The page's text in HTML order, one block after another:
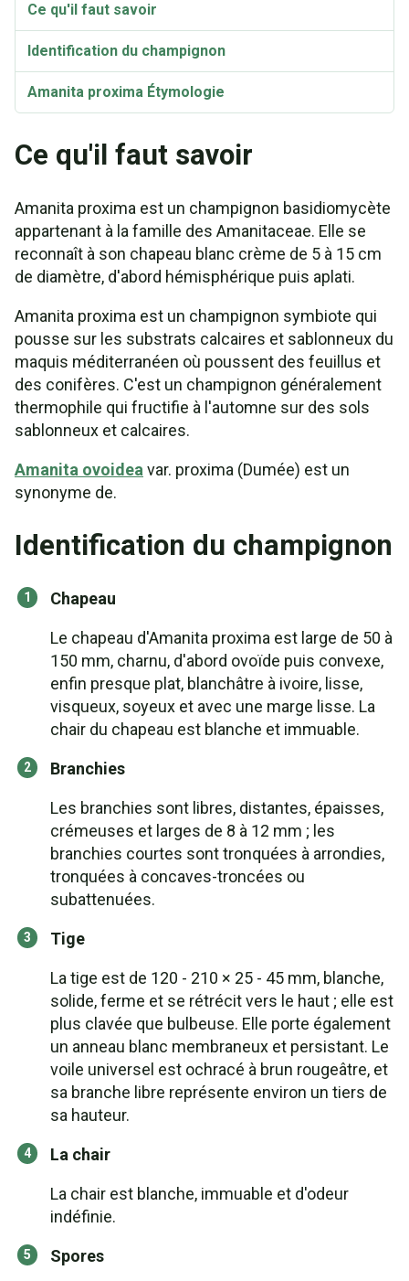
Ce qu'il faut savoir
Identification du champignon
Amanita proxima Étymologie
Ce qu'il faut savoir
Amanita proxima est un champignon basidiomycète
appartenant à la famille des Amanitaceae. Elle se
reconnaît à son chapeau blanc crème de 5 à 15 cm
de diamètre, d'abord hémisphérique puis aplati.
Amanita proxima est un champignon symbiote qui
pousse sur les substrats calcaires et sablonneux du
maquis méditerranéen où poussent des feuillus et
des conifères. C'est un champignon généralement
thermophile qui fructifie à l'automne sur des sols
sablonneux et calcaires.
Amanita ovoidea var. proxima (Dumée) est un
synonyme de.
Identification du champignon
Chapeau
Le chapeau d'Amanita proxima est large de 50 à
150 mm, charnu, d'abord ovoïde puis convexe,
enfin presque plat, blanchâtre à ivoire, lisse,
visqueux, soyeux et avec une marge lisse. La
chair du chapeau est blanche et immuable.
Branchies
Les branchies sont libres, distantes, épaisses,
crémeuses et larges de 8 à 12 mm ; les
branchies courtes sont tronquées à arrondies,
tronquées à concaves-troncées ou
subattenuées.
Tige
La tige est de 120 - 210 × 25 - 45 mm, blanche,
solide, ferme et se rétrécit vers le haut ; elle est
plus clavée que bulbeuse. Elle porte également
un anneau blanc membraneux et persistant. Le
voile universel est ochracé à brun rougeâtre, et
sa branche libre représente environ un tiers de
sa hauteur.
La chair
La chair est blanche, immuable et d'odeur
indéfinie.
Spores